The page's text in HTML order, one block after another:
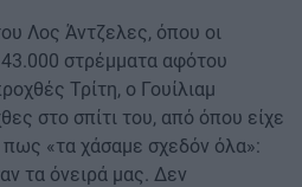
Λος Άντζελες, όπου οι
στρέμματα αφότου
Τρίτη, ο Γουίλιαμ
στο σπίτι του, από όπου είχε
«τα χάσαμε σχεδόν όλα»:
τα όνειρά μας. Δεν